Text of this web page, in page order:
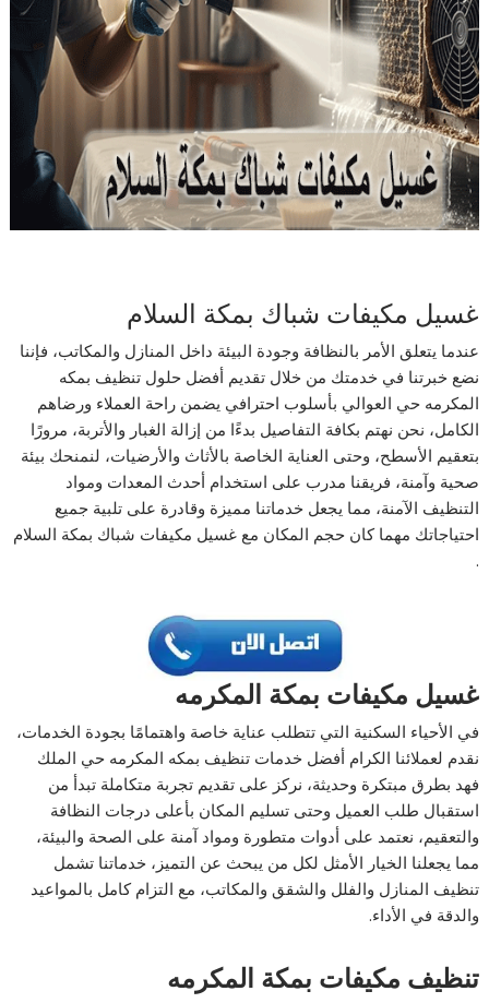
غسيل مكيفات شباك بمكة السلام
عندما يتعلق الأمر بالنظافة وجودة البيئة داخل المنازل والمكاتب، فإننا
نضع خبرتنا في خدمتك من خلال تقديم أفضل حلول تنظيف بمكه
المكرمه حي العوالي بأسلوب احترافي يضمن راحة العملاء ورضاهم
الكامل، نحن نهتم بكافة التفاصيل بدءًا من إزالة الغبار والأتربة، مرورًا
بتعقيم الأسطح، وحتى العناية الخاصة بالأثاث والأرضيات، لنمنحك بيئة
صحية وآمنة، فريقنا مدرب على استخدام أحدث المعدات ومواد
التنظيف الآمنة، مما يجعل خدماتنا مميزة وقادرة على تلبية جميع
احتياجاتك مهما كان حجم المكان مع غسيل مكيفات شباك بمكة السلام
.
غسيل مكيفات بمكة المكرمه
في الأحياء السكنية التي تتطلب عناية خاصة واهتمامًا بجودة الخدمات،
نقدم لعملائنا الكرام أفضل خدمات تنظيف بمكه المكرمه حي الملك
فهد بطرق مبتكرة وحديثة، نركز على تقديم تجربة متكاملة تبدأ من
استقبال طلب العميل وحتى تسليم المكان بأعلى درجات النظافة
والتعقيم، نعتمد على أدوات متطورة ومواد آمنة على الصحة والبيئة،
مما يجعلنا الخيار الأمثل لكل من يبحث عن التميز، خدماتنا تشمل
تنظيف المنازل والفلل والشقق والمكاتب، مع التزام كامل بالمواعيد
والدقة في الأداء.
تنظيف مكيفات بمكة المكرمه